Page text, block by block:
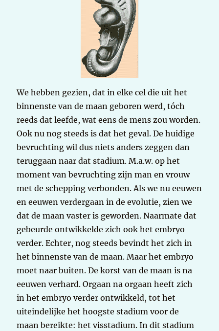
We hebben gezien, dat in elke cel die uit het
binnenste van de maan geboren werd, tóch
reeds dat leefde, wat eens de mens zou worden.
Ook nu nog steeds is dat het geval. De huidige
bevruchting wil dus niets anders zeggen dan
teruggaan naar dat stadium. M.a.w. op het
moment van bevruchting zijn man en vrouw
met de schepping verbonden. Als we nu eeuwen
en eeuwen verdergaan in de evolutie, zien we
dat de maan vaster is geworden. Naarmate dat
gebeurde ontwikkelde zich ook het embryo
verder. Echter, nog steeds bevindt het zich in
het binnenste van de maan. Maar het embryo
moet naar buiten. De korst van de maan is na
eeuwen verhard. Orgaan na orgaan heeft zich
in het embryo verder ontwikkeld, tot het
uiteindelijke het hoogste stadium voor de
maan bereikte: het visstadium. In dit stadium